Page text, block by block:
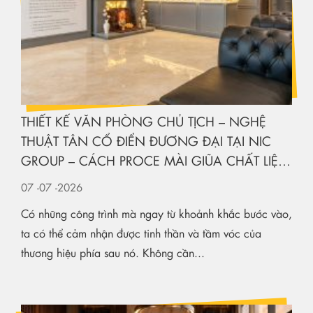
THIẾT KẾ VĂN PHÒNG CHỦ TỊCH – NGHỆ
THUẬT TÂN CỔ ĐIỂN ĐƯƠNG ĐẠI TẠI NIC
GROUP – CÁCH PROCE MÀI GIŨA CHẤT LIỆU
KIẾN TẠO KHÔNG GIAN HẠNG SANG
07 -07 -2026
Có những công trình mà ngay từ khoảnh khắc bước vào,
ta có thể cảm nhận được tinh thần và tầm vóc của
thương hiệu phía sau nó. Không cần...